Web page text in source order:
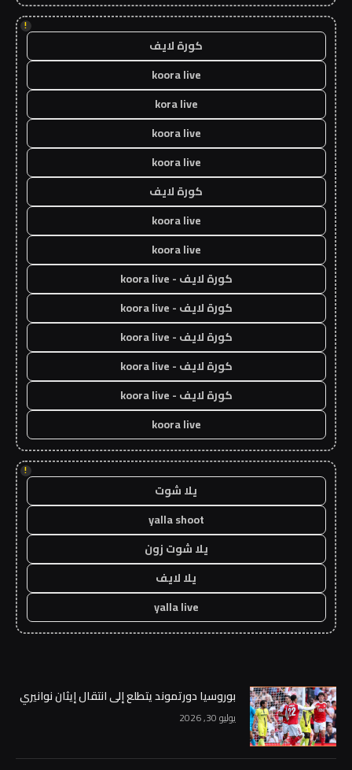
!
كورة لايف
koora live
kora live
koora live
koora live
كورة لايف
koora live
koora live
كورة لايف - koora live
كورة لايف - koora live
كورة لايف - koora live
كورة لايف - koora live
كورة لايف - koora live
koora live
!
يلا شوت
yalla shoot
يلا شوت زون
يلا لايف
yalla live
بوروسيا دورتموند يتطلع إلى انتقال إيثان نوانيري
يوليو 30, 2026